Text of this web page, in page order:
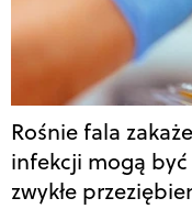
Rośnie fala
infekcji mogą być
zwykłe